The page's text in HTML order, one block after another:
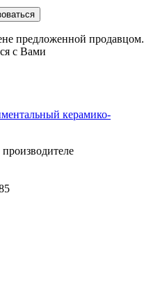
предложенной продавцом.
с Вами
керамико-